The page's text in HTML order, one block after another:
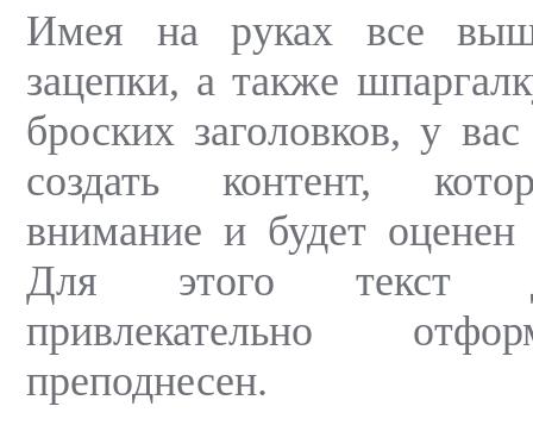
Имея на руках все
зацепки, а также
броских заголовков, у
создать контент,
внимание и будет оценен
Для этого текст
привлекательно
преподнесен.